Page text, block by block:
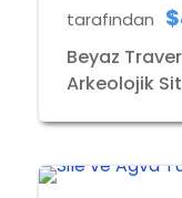
tarafından
Beyaz
Arkeolojik